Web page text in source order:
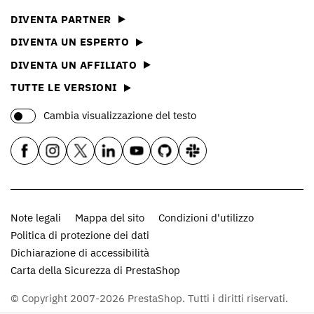
DIVENTA PARTNER
DIVENTA UN ESPERTO
DIVENTA UN AFFILIATO
TUTTE LE VERSIONI
Cambia visualizzazione del testo
Note legali Mappa del sito
Condizioni d'utilizzo
Politica di protezione dei dati
Dichiarazione di accessibilità
Carta della Sicurezza di PrestaShop
© Copyright 2007-2026 PrestaShop. Tutti i diritti riservati.